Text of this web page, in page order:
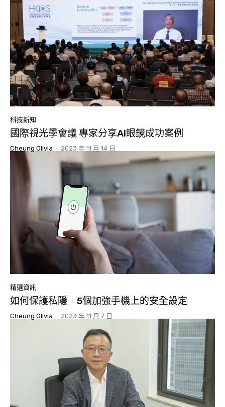
科技新知
國際視光學會議 專家分享AI眼鏡成功案例
Cheung Olivia - 2023 年 11 月 14 日
精選資訊
如何保護私隱｜5個加強手機上的安全設定
Cheung Olivia - 2023 年 11 月 7 日